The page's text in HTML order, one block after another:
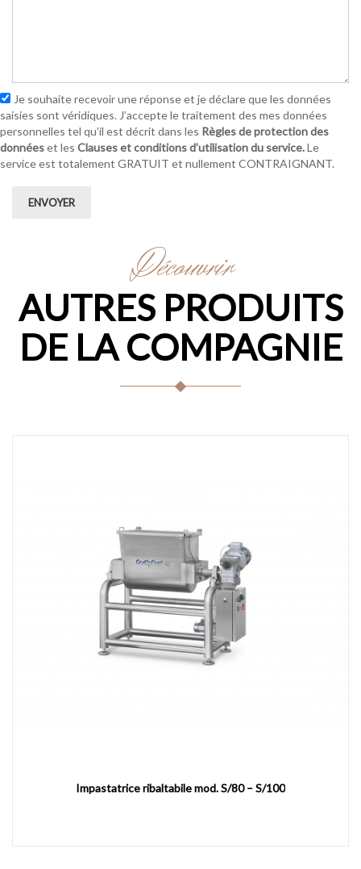
Je souhaite recevoir une réponse et je déclare que les données
saisies sont véridiques. J’accepte le traitement des mes données
personnelles tel qu’il est décrit dans les Règles de protection des
donnéeset les Clauses et conditions d’utilisation du service.
service est totalement GRATUIT et nullement CONTRAIGNANT.
ENVOYER
Découvrir
AUTRES PRODUITS
DE LA COMPAGNIE
Impastatrice ribaltabile mod. S/80 – S/100